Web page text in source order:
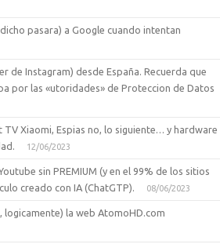
pasara) a Google cuando intentan
de Instagram) desde España. Recuerda que
por las «utoridades» de Proteccion de Datos
TV Xiaomi, Espias no, lo siguiente… y hardware
12/06/2023
sin PREMIUM (y en el 99% de los sitios
creado con IA (ChatGTP).
08/06/2023
logicamente) la web AtomoHD.com